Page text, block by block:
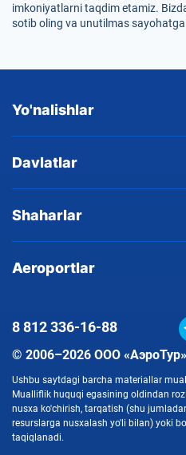
imkoniyatlarni taqdim etamiz.
sotib oling va unutilmas
Yo'nalishlar
Davlatlar
Shaharlar
Aeroportlar
© 2006–2026 ООО «АэроТур»
Ushbu saytdagi barcha materiallar
Mualliflik huquqi egasining oldindan
nusxa ko'chirish, tarqatish (shu
resurslarga nusxalash yo'li bilan) yoki
taqiqlanadi.
8 812336-16-88